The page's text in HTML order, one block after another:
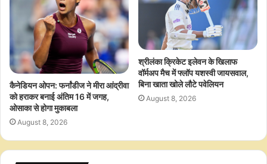
कैनेडियन ओपन: फर्नांडीज ने मीरा आंद्रीवा
को हराकर बनाई अंतिम 16 में जगह,
ओसाका से होगा मुकाबला
August 8, 2026
श्रीलंका क्रिकेट इलेवन के खिलाफ
वॉर्मअप मैच में फ्लॉप यशस्वी जायसवाल,
बिना खाता खोले लौटे पवेलियन
August 8, 2026